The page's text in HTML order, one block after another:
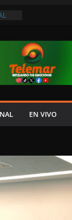
EN VIVO